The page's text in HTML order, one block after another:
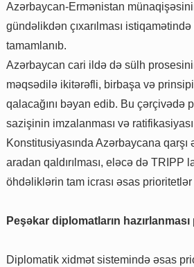
Azərbaycan-Ermənistan
gündəlikdən çıxarılması
tamamlanıb.
Azərbaycan cari ildə də sülh
məqsədilə ikitərəfli, birbaşa və
qalacağını bəyan edib. Bu çərçivədə
sazişinin imzalanması və
Konstitusiyasında Azərbaycana qarşı
aradan qaldırılması, eləcə də TRIPP
öhdəliklərin tam icrası əsas
Peşəkar diplomatların
Diplomatik xidmət sistemində əsas